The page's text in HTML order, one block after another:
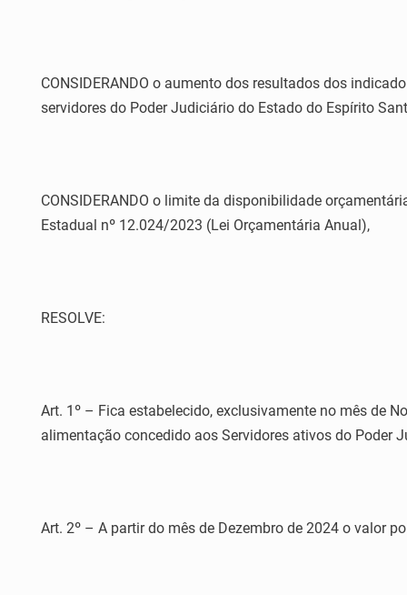
CONSIDERANDO o aumento dos resultados dos
servidores do Poder Judiciário do Estado do Espírito
CONSIDERANDO o limite da disponibilidade
Estadual nº 12.024/2023 (Lei Orçamentária Anual),
RESOLVE:
Art. 1º – Fica estabelecido, exclusivamente no mês de
alimentação concedido aos Servidores ativos do Poder
Art. 2º – A partir do mês de Dezembro de 2024 o valor